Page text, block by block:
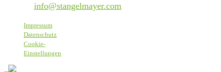
info@stangelmayer.com
Impressum
Datenschutz
Cookie-
Einstellungen